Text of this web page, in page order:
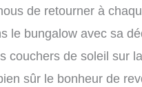
de retourner à
le bungalow avec sa
couchers de soleil sur
sûr le bonheur de